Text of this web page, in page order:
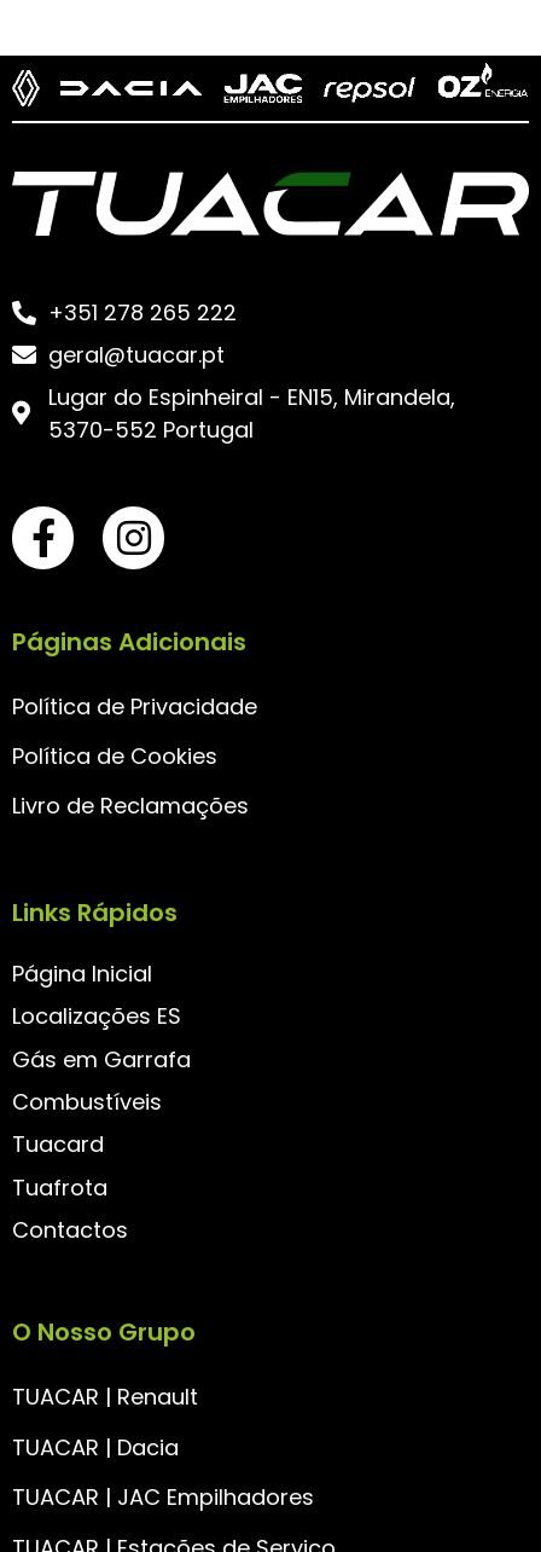
+351 278 265 222
geral@tuacar.pt
Lugar do Espinheiral - EN15, Mirandela,
5370-552 Portugal
Páginas Adicionais
Política de Privacidade
Política de Cookies
Livro de Reclamações
Links Rápidos
Página Inicial
Localizações ES
Gás em Garrafa
Combustíveis
Tuacard
Tuafrota
Contactos
O Nosso Grupo
TUACAR | Renault
TUACAR | Dacia
TUACAR | JAC Empilhadores